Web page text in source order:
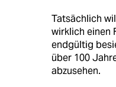
Tatsächlich
wirklich einen
endgültig
über 100
abzusehen.